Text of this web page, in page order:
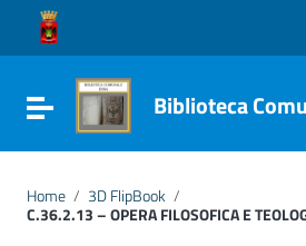
Vai ai contenuti
Vai al menu di navigazione
Vai al footer
Attiva / disattiva la navigazione
Biblioteca
Home / 3D FlipBook /
C.36.2.13 – OPERA FILOSOFICA E